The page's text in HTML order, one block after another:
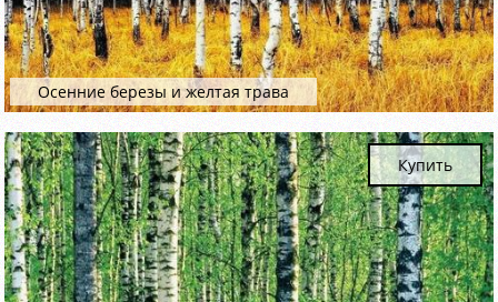
Осенние березы и желтая трава
Купить